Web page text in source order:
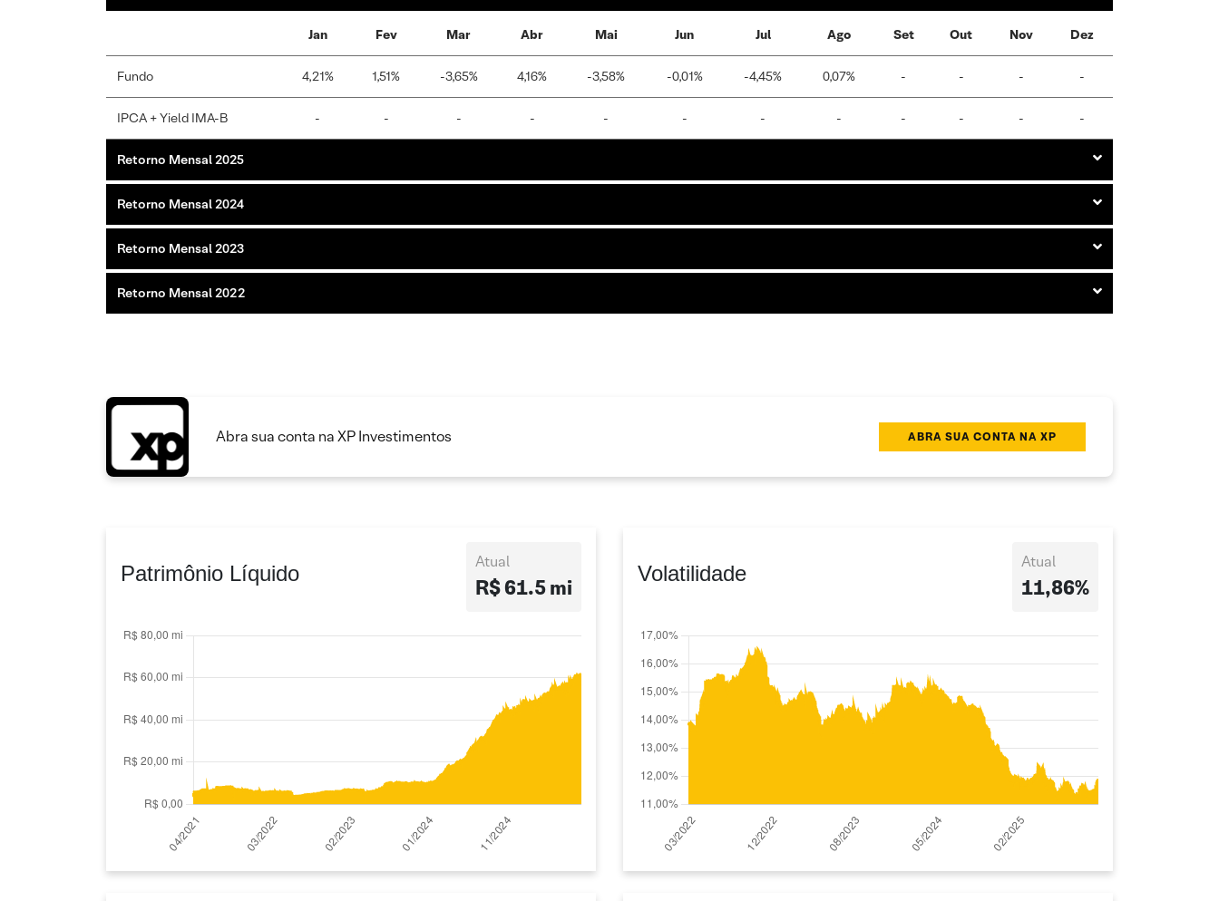
Jan Fev Mar Abr Mai Jun Jul Ago Set Out Nov Dez
Fundo 4,21% 1,51% -3,65% 4,16% -3,58% -0,01% -4,45% 0,07% - - - -
IPCA + Yield IMA-B - - - - - - - - - - - -
Retorno Mensal 2025
Retorno Mensal 2024
Retorno Mensal 2023
Retorno Mensal 2022
Abra sua conta na XP Investimentos ABRA SUA CONTA NA XP
Patrimônio Líquido Atual
R$ 61.5 mi
Volatilidade Atual
11,86%